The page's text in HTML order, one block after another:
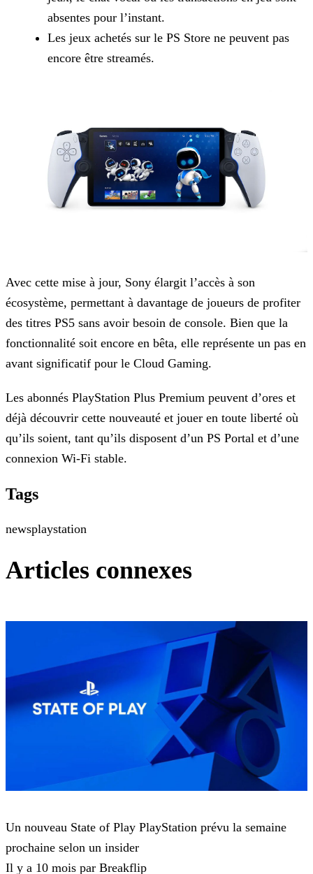
absentes pour l’instant.
Les jeux achetés sur le PS Store ne peuvent pas
encore être streamés.
Avec cette mise à jour, Sony élargit l’accès à son
écosystème, permettant à davantage de joueurs de profiter
des titres PS5 sans avoir besoin de console. Bien que la
fonctionnalité soit encore en bêta, elle représente un pas en
avant significatif pour le Cloud Gaming.
Les abonnés PlayStation Plus Premium peuvent d’ores et
déjà découvrir cette nouveauté et jouer en toute liberté où
qu’ils soient, tant qu’ils disposent d’un PS Portal et d’une
connexion Wi-Fi stable.
Tags
newsplaystation
Articles connexes
Un nouveau State of Play PlayStation prévu la semaine
prochaine selon un insider
Il y a 10 mois par Breakflip